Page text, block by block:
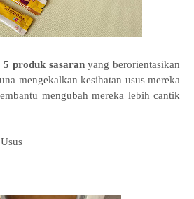
5 produk sasaranyang berorientasikan
mengekalkan kesihatan usus mereka
mengubah mereka lebih cantik